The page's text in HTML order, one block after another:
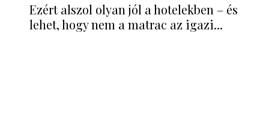
Ezért alszol olyan jól a hotelekben – és
lehet, hogy nem a matrac az igazi...